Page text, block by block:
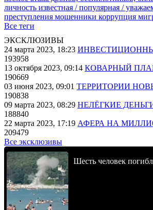
личность известная / популярная /
преступления мошенники коррупция
Все теги
ЭКСКЛЮЗИВЫ
24 марта 2023, 18:23
193958
13 октября 2023, 09:14 КОВАРНЫЙ
190669
03 июня 2023, 09:01 ТЕРРИТОРИИ
190838
09 марта 2023, 08:29 НЕЛЁГКИЕ
188840
22 марта 2023, 17:19 АФЕРА НА
209479
Все эксклюзивы
Шесть человек